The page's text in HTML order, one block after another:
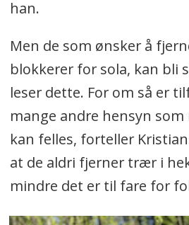
han.
Men de som ønsker å
blokkerer for sola, kan bli
leser dette. For om så er
mange andre hensyn
kan felles, forteller
at de aldri fjerner trær i
mindre det er til fare for